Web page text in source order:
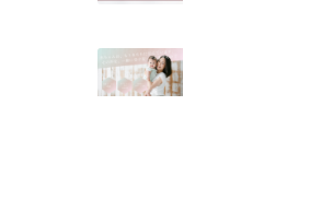
2026.01.08